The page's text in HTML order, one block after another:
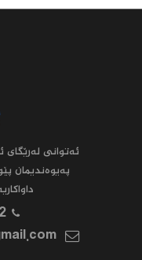
ئه‌توانى له‌رێگاى
په‌یوه‌ندیمان